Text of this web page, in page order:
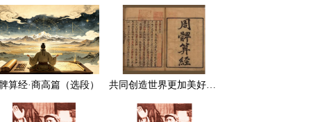
算经·商高篇（选段） 共同创造世界更加美好的未来